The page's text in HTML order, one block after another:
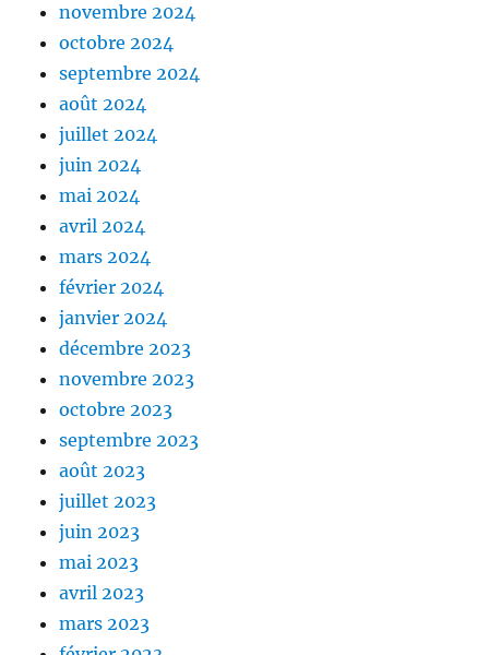
novembre 2024
octobre 2024
septembre 2024
août 2024
juillet 2024
juin 2024
mai 2024
avril 2024
mars 2024
février 2024
janvier 2024
décembre 2023
novembre 2023
octobre 2023
septembre 2023
août 2023
juillet 2023
juin 2023
mai 2023
avril 2023
mars 2023